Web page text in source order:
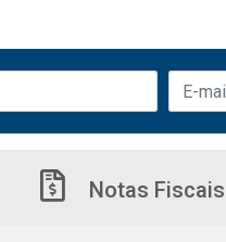
Notas Fiscais